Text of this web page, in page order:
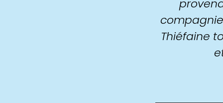
Thiéfaine